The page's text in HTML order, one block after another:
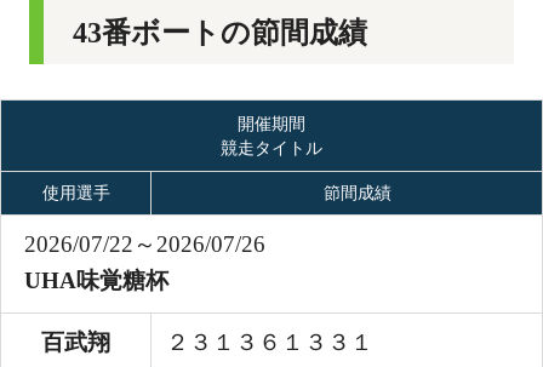
43番ボートの節間成績
開催期間
競走タイトル
使用選手 節間成績
2026/07/22～2026/07/26
UHA味覚糖杯
百武翔 ２３１３６１３３１